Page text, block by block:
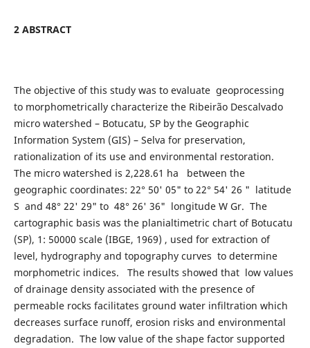
2 ABSTRACT
The objective of this study was to evaluate geoprocessing
to morphometrically characterize the Ribeirão Descalvado
micro watershed – Botucatu, SP by the Geographic
Information System (GIS) – Selva for preservation,
rationalization of its use and environmental restoration.
The micro watershed is 2,228.61 ha between the
geographic coordinates: 22° 50' 05" to 22° 54' 26 " latitude
S and 48° 22' 29" to 48° 26' 36" longitude W Gr. The
cartographic basis was the planialtimetric chart of Botucatu
(SP), 1: 50000 scale (IBGE, 1969) , used for extraction of
level, hydrography and topography curves to determine
morphometric indices. The results showed that low values
of drainage density associated with the presence of
permeable rocks facilitates ground water infiltration which
decreases surface runoff, erosion risks and environmental
degradation. The low value of the shape factor supported